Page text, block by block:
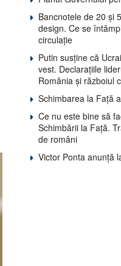
Bancnotele de 20 și
design. Ce se
circulație
Putin susține că
vest. Declarațiile
România și războiul
Schimbarea la Față
Ce nu este bine să
Schimbării la Față.
de români
Victor Ponta anunță